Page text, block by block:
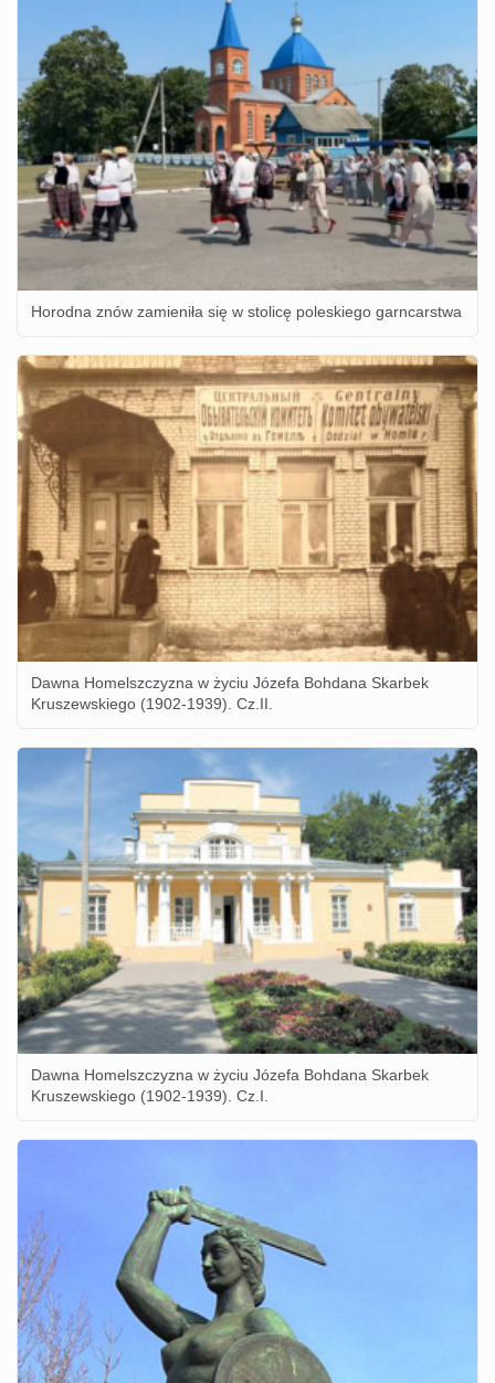
Horodna znów zamieniła się w stolicę poleskiego garncarstwa
Dawna Homelszczyzna w życiu Józefa Bohdana Skarbek
Kruszewskiego (1902-1939). Cz.II.
Dawna Homelszczyzna w życiu Józefa Bohdana Skarbek
Kruszewskiego (1902-1939). Cz.I.